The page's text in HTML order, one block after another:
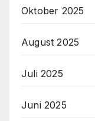
Oktober 2025
August 2025
Juli 2025
Juni 2025